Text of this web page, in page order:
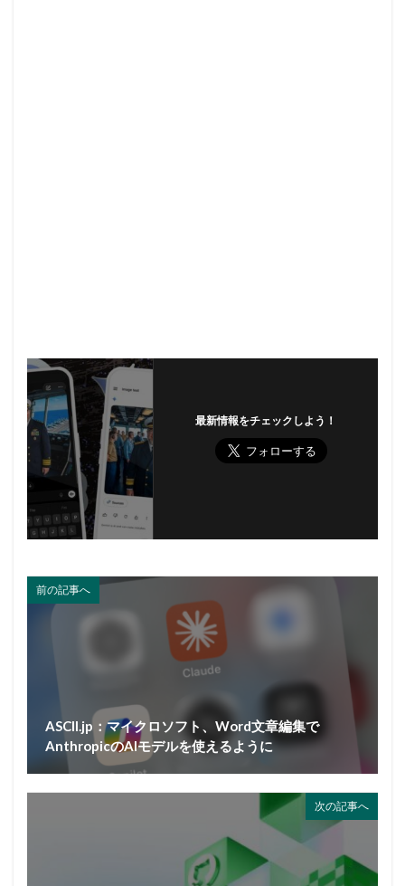
最新情報をチェックしよう！
前の記事へ
ASCII.jp：マイクロソフト、Word文章編集で
AnthropicのAIモデルを使えるように
次の記事へ